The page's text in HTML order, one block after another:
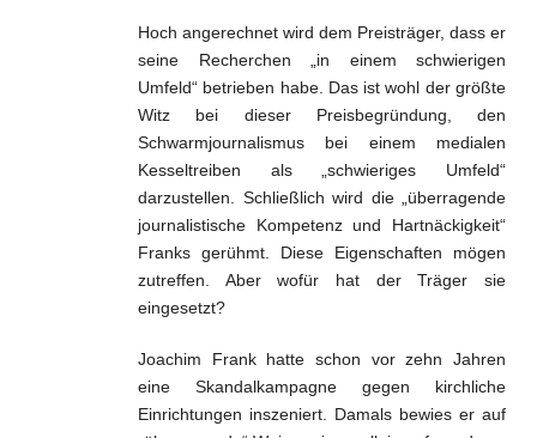
Hoch angerechnet wird dem Preisträger, dass er
seine Recherchen „in einem schwierigen
Umfeld“ betrieben habe. Das ist wohl der größte
Witz bei dieser Preisbegründung, den
Schwarmjournalismus bei einem medialen
Kesseltreiben als „schwieriges Umfeld“
darzustellen. Schließlich wird die „überragende
journalistische Kompetenz und Hartnäckigkeit“
Franks gerühmt. Diese Eigenschaften mögen
zutreffen. Aber wofür hat der Träger sie
eingesetzt?
Joachim Frank hatte schon vor zehn Jahren
eine Skandalkampagne gegen kirchliche
Einrichtungen inszeniert. Damals bewies er auf